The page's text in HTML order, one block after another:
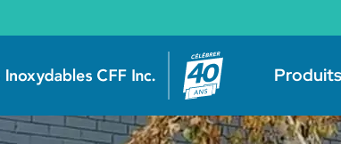
Produits